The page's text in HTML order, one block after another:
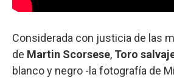
Considerada con justicia de las
de Martin Scorsese, Toro
blanco y negro -la fotografía de